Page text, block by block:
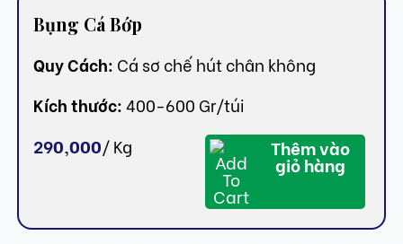
Bụng Cá Bớp
Quy Cách: Cá sơ chế hút chân không
Kích thước:400-600 Gr/túi
290,000/Kg Thêm vào
giỏ hàng